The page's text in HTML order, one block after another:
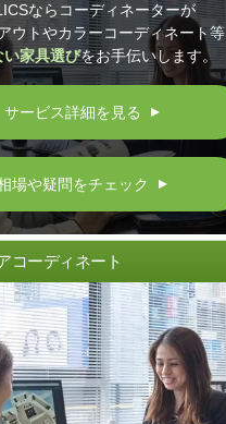
ならコーディネーターが
ウトやカラーコーディネート等
い家具選びをお手伝いします。
サービス詳細を見る ▲
場や疑問をチェック ▲
コーディネート